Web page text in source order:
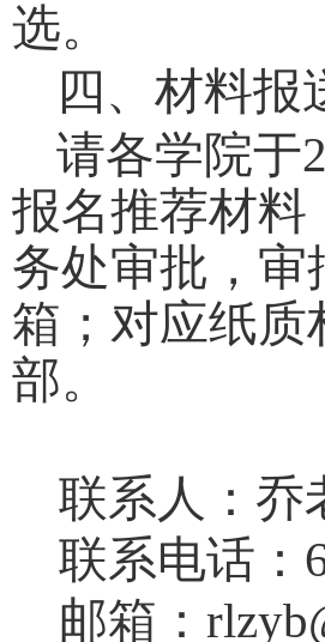
选。
四、材料报
请各学院于
报名推荐材料
务处审批，审
箱；对应纸质
部。
联系人：乔
联系电话：
邮箱：